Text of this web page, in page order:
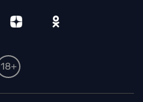
18+